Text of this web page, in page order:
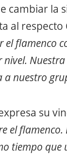
cambiar la
al respecto
el flamenco
a nuestro
su
el
tiempo que